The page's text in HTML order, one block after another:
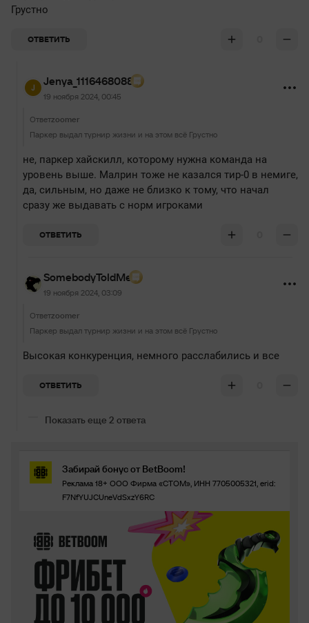
Грустно
ОТВЕТИТЬ
Jenya_1116468088
19 ноября 2024, 00:45
Ответzoomer
Паркер выдал турнир жизни и на этом всё Грустно
не, паркер хайскилл, которому нужна команда на
уровень выше. Малрин тоже не казался тир-0 в немиге,
да, сильным, но даже не близко к тому, что начал
сразу же выдавать с норм игроками
ОТВЕТИТЬ
SomebodyToldMe
19 ноября 2024, 03:09
Ответzoomer
Паркер выдал турнир жизни и на этом всё Грустно
Высокая конкуренция, немного расслабились и все
ОТВЕТИТЬ
Показать еще 2 ответа
Забирай бонус от BetBoom!
Реклама 18+ ООО Фирма «СТОМ», ИНН 7705005321, erid:
F7NfYUJCUneVdSxzY6RC